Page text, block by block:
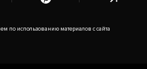
по использованию материалов с сайта